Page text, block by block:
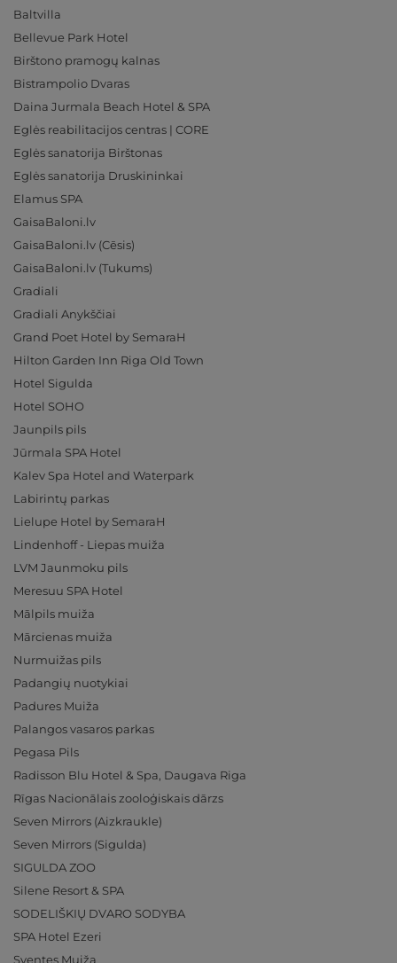
Baltvilla
Bellevue Park Hotel
Birštono pramogų kalnas
Bistrampolio Dvaras
Daina Jurmala Beach Hotel & SPA
Eglės reabilitacijos centras | CORE
Eglės sanatorija Birštonas
Eglės sanatorija Druskininkai
Elamus SPA
GaisaBaloni.lv
GaisaBaloni.lv (Cēsis)
GaisaBaloni.lv (Tukums)
Gradiali
Gradiali Anykščiai
Grand Poet Hotel by SemaraH
Hilton Garden Inn Riga Old Town
Hotel Sigulda
Hotel SOHO
Jaunpils pils
Jūrmala SPA Hotel
Kalev Spa Hotel and Waterpark
Labirintų parkas
Lielupe Hotel by SemaraH
Lindenhoff - Liepas muiža
LVM Jaunmoku pils
Meresuu SPA Hotel
Mālpils muiža
Mārcienas muiža
Nurmuižas pils
Padangių nuotykiai
Padures Muiža
Palangos vasaros parkas
Pegasa Pils
Radisson Blu Hotel & Spa, Daugava Riga
Rīgas Nacionālais zooloģiskais dārzs
Seven Mirrors (Aizkraukle)
Seven Mirrors (Sigulda)
SIGULDA ZOO
Silene Resort & SPA
SODELIŠKIŲ DVARO SODYBA
SPA Hotel Ezeri
Sventes Muiža